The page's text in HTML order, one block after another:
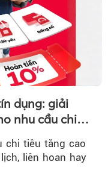
dụng: giải
nhu cầu chi
chi tiêu tăng cao
liên hoan hay